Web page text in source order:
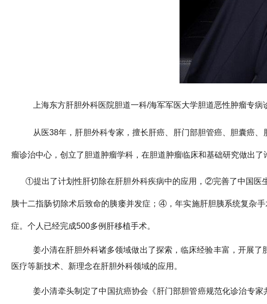
上海东方肝胆外科医院胆道一科/海军军医大学胆道恶性肿瘤专病
从医38年，肝胆外科专家，擅长肝癌、肝门部胆管癌、胆囊癌
瘤诊治中心，创立了胆道肿瘤学科，在胆道肿瘤临床和基础研究做出了
①提出了计划性肝切除在肝胆外科疾病中的应用， ②完善了中国医
胰十二指肠切除术后致命的胰瘘并发症； ④ ，年实施肝胆胰系统复杂手
症。个人已经完成500多例肝移植手术。
姜小清在肝胆外科诸多领域做出了探索，临床经验丰富，开展
医疗等新技术、新理念在肝胆外科领域的应用。
姜小清牵头制定了中国抗癌协会《肝门部胆管癌规范化诊治专家